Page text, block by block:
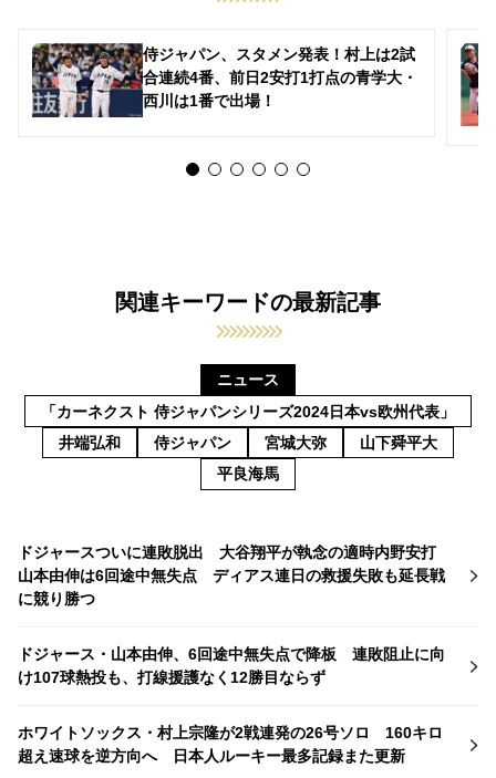
侍ジャパン、スタメン発表！村上は2試
合連続4番、前日2安打1打点の青学大・
西川は1番で出場！
関連キーワードの最新記事
ニュース
「カーネクスト 侍ジャパンシリーズ2024日本vs欧州代表」
井端弘和
侍ジャパン 宮城大弥
山下舜平大
平良海馬
ドジャースついに連敗脱出 大谷翔平が執念の適時内野安打
山本由伸は6回途中無失点 ディアス連日の救援失敗も延長戦
に競り勝つ
ドジャース・山本由伸、6回途中無失点で降板 連敗阻止に向
け107球熱投も、打線援護なく12勝目ならず
ホワイトソックス・村上宗隆が2戦連発の26号ソロ 160キロ
超え速球を逆方向へ 日本人ルーキー最多記録また更新